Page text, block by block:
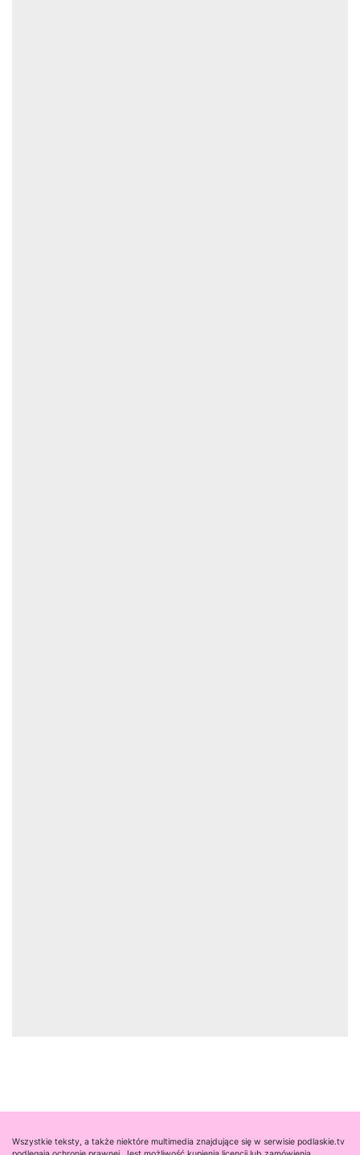
Wszystkie teksty, a także niektóre multimedia znajdujące się w serwisie podlaskie.tv